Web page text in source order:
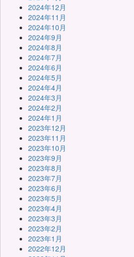
2024年12月
2024年11月
2024年10月
2024年9月
2024年8月
2024年7月
2024年6月
2024年5月
2024年4月
2024年3月
2024年2月
2024年1月
2023年12月
2023年11月
2023年10月
2023年9月
2023年8月
2023年7月
2023年6月
2023年5月
2023年4月
2023年3月
2023年2月
2023年1月
2022年12月